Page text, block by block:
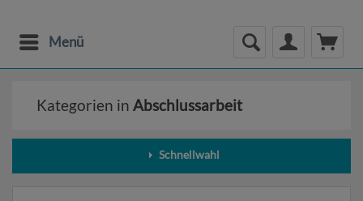
Menü
Kategorien in Abschlussarbeit
Schnellwahl